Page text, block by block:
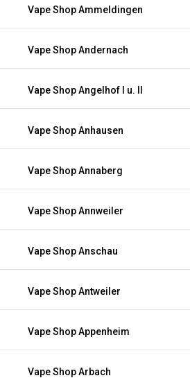
Vape Shop Ammeldingen
Vape Shop Andernach
Vape Shop Angelhof I u. II
Vape Shop Anhausen
Vape Shop Annaberg
Vape Shop Annweiler
Vape Shop Anschau
Vape Shop Antweiler
Vape Shop Appenheim
Vape Shop Arbach